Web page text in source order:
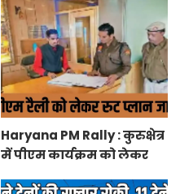
विद्यालय
Haryana PM Rally : कुरुक्षेत्र
में पीएम कार्यक्रम को लेकर